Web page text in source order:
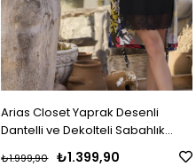
Arias Closet Yaprak Desenli
Dantelli ve Dekolteli Sabahlık
₺1.399,90
₺1.999,90